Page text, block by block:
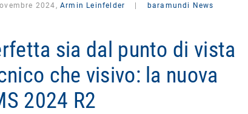
2024, Armin Leinfelder baramundi News
sia dal punto di vista
che visivo: la nuova
2024 R2